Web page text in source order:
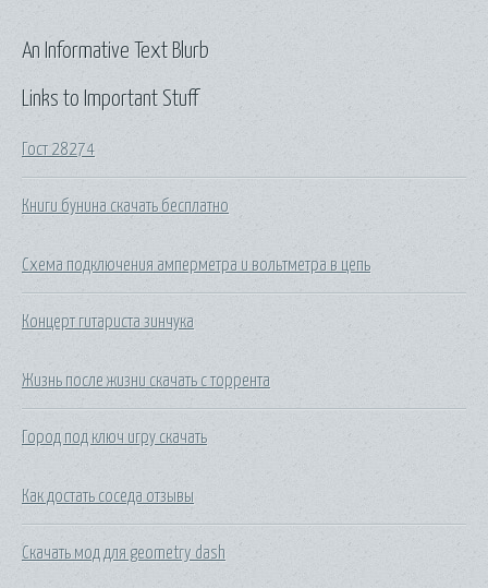
Links to Important Stuff
Гост 28274
Книги бунина скачать бесплатно
Схема подключения амперметра и вольтметра в цепь
Концерт гитариста зинчука
Жизнь после жизни скачать с торрента
Город под ключ игру скачать
Как достать соседа отзывы
Скачать мод для geometry dash
An Informative Text Blurb